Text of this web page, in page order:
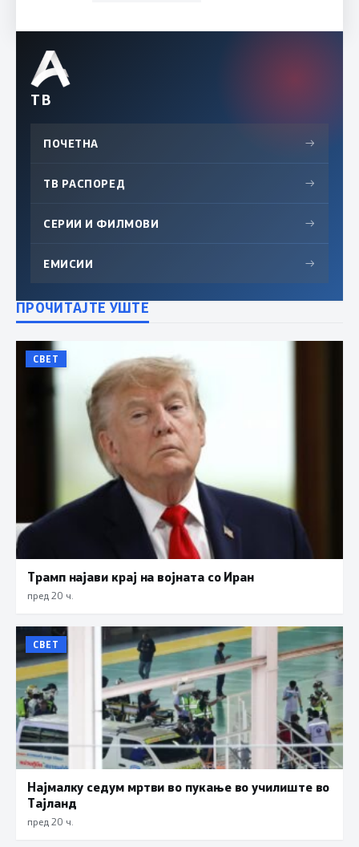
ТВ
ПОЧЕТНА →
ТВ РАСПОРЕД →
СЕРИИ И ФИЛМОВИ →
ЕМИСИИ →
ПРОЧИТАЈТЕ УШТЕ
СВЕТ
Трамп најави крај на војната со Иран
пред 20 ч.
СВЕТ
Најмалку седум мртви во пукање во училиште во
Тајланд
пред 20 ч.